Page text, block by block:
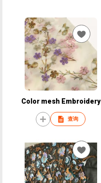
Color mesh Embroidery
查询